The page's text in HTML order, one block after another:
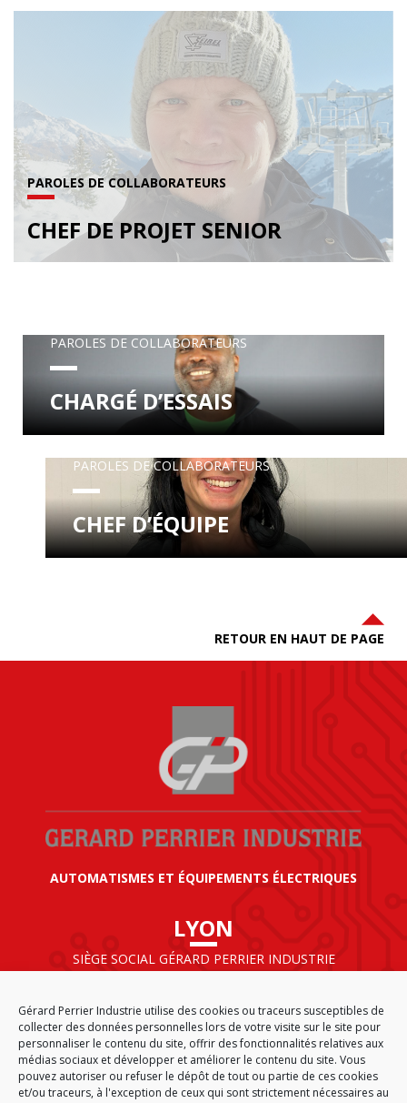
Gérard Perrier Industrie utilise des cookies ou traceurs susceptibles de
collecter des données personnelles lors de votre visite sur le site pour
personnaliser le contenu du site, offrir des fonctionnalités relatives aux
médias sociaux et développer et améliorer le contenu du site. Vous
pouvez autoriser ou refuser le dépôt de tout ou partie de ces cookies
et/ou traceurs, à l'exception de ceux qui sont strictement nécessaires au
PAROLES DE COLLABORATEURS
CHEF DE PROJET SENIOR
PAROLES DE COLLABORATEURS
CHARGÉ D’ESSAIS
PAROLES DE COLLABORATEURS
CHEF D’ÉQUIPE
RETOUR EN HAUT DE PAGE
AUTOMATISMES ET ÉQUIPEMENTS ÉLECTRIQUES
LYON
SIÈGE SOCIAL GÉRARD PERRIER INDUSTRIE
69125 LYON AÉROPORT SAINT EXUPÉRY
FRANCE